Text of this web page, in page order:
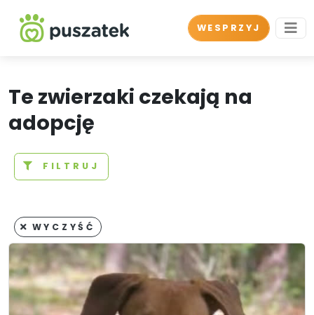
WESPRZYJ
Te zwierzaki czekają na
adopcję
FILTRUJ
WYCZYŚĆ